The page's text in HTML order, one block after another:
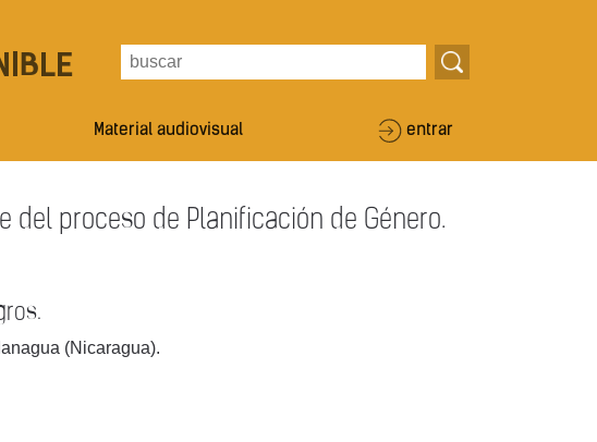
Material audiovisual entrar
del proceso de Planificación de Género.
(Nicaragua).